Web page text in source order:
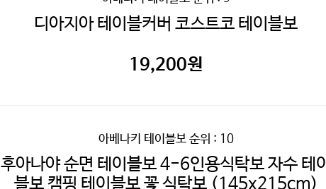
디아지아 테이블커버 코스트코 테이블보
19,200원
아베나키 테이블보순위 : 10
후아나야 순면 테이블보 4-6인용식탁보 자수 테이
블보 캠핑 테이블보 꽃 식탁보 (145x215cm)